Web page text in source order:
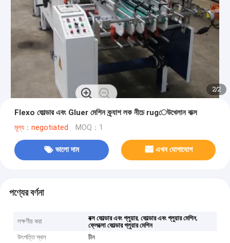
2/2
Flexo ফোল্ডার এবং Gluer মেশিন ক্র্যাশ লক নীচে rugেউখেলান বাক্স
মূল্য：negotiated MOQ：1
ভালো দাম এখন যোগাযোগ
পণ্যের বর্ণনা
লক্ষণীয় করা বক্স ফোল্ডার এবং গ্লুয়ার,ফোল্ডার এবং গ্লুয়ার মেশিন,
ফ্লেক্সো ফোল্ডার গ্লুয়ার মেশিন
উৎপত্তি স্থল
চীন